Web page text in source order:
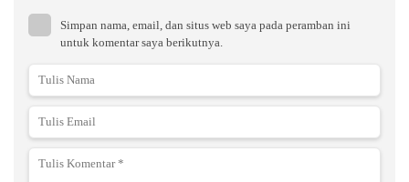
Simpan nama, email, dan situs web saya pada peramban ini
untuk komentar saya berikutnya.